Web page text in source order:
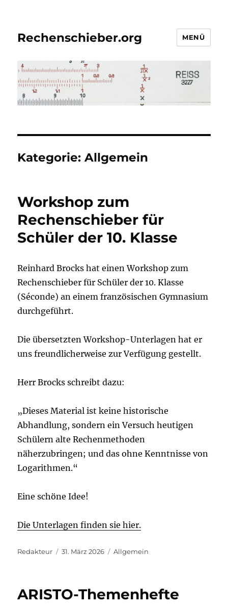
Rechenschieber.org MENÜ
Kategorie:Allgemein
Workshop zum
Rechenschieber für
Schüler der 10. Klasse
Reinhard Brocks hat einen Workshop zum
Rechenschieber für Schüler der 10. Klasse
(Séconde) an einem französischen Gymnasium
durchgeführt.
Die übersetzten Workshop-Unterlagen hat er
uns freundlicherweise zur Verfügung gestellt.
Herr Brocks schreibt dazu:
„Dieses Material ist keine historische
Abhandlung, sondern ein Versuch heutigen
Schülern alte Rechenmethoden
näherzubringen; und das ohne Kenntnisse von
Logarithmen.“
Eine schöne Idee!
Die Unterlagen finden sie hier.
Autor
Redakteur
Veröffentlicht
31. März 2026 Kategorien
Allgemein
ARISTO-Themenhefte